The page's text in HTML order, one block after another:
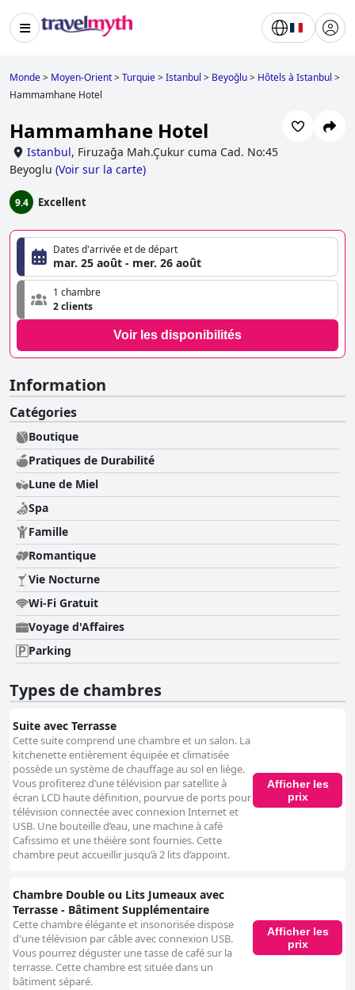
Monde> Moyen-Orient>Turquie>Istanbul > Beyoğlu> Hôtels à Istanbul >
Hammamhane Hotel
Hammamhane Hotel
Istanbul, Firuzağa Mah.Çukur cuma Cad. No:45
Beyoglu (Voir sur la carte)
9.4 Excellent
Dates d'arrivée et de départ
mar. 25 août - mer. 26 août
1 chambre
2 clients
Voir les disponibilités
Information
Catégories
Boutique
Pratiques de Durabilité
Lune de Miel
Spa
Famille
Romantique
Vie Nocturne
Wi-Fi Gratuit
Voyage d'Affaires
Parking
Types de chambres
Suite avec Terrasse
Cette suite comprend une chambre et un salon. La
kitchenette entièrement équipée et climatisée
possède un système de chauffage au sol en liège.
Vous profiterez d’une télévision par satellite à
écran LCD haute définition, pourvue de ports pour
télévision connectée avec connexion Internet et
USB. Une bouteille d’eau, une machine à café
Cafissimo et une théière sont fournies. Cette
chambre peut accueillir jusqu’à 2 lits d’appoint.
Afficher les
prix
Chambre Double ou Lits Jumeaux avec
Terrasse - Bâtiment Supplémentaire
Cette chambre élégante et insonorisée dispose
d'une télévision par câble avec connexion USB.
Vous pourrez déguster une tasse de café sur la
terrasse. Cette chambre est située dans un
bâtiment séparé.
Afficher les
prix